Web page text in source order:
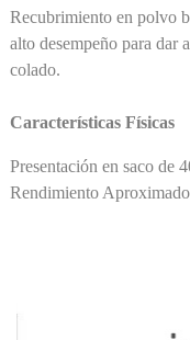
Recubrimiento en polvo
alto desempeño para dar
colado.
Características Físicas
Presentación en saco de
Rendimiento